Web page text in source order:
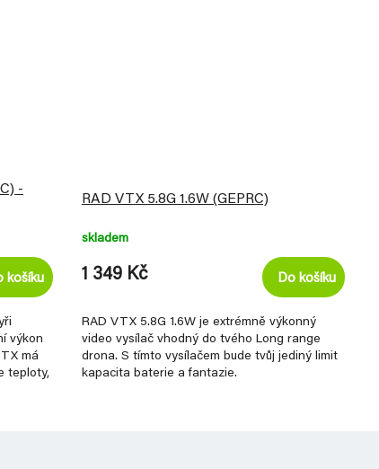
-
košíku
výkon
má
teploty,
RAD VTX 5.8G 1.6W (GEPRC)
skladem
1 349 Kč Do košíku
RAD VTX 5.8G 1.6W je extrémně výkonný
video vysílač vhodný do tvého Long range
drona. S tímto vysílačem bude tvůj jediný limit
kapacita baterie a fantazie.